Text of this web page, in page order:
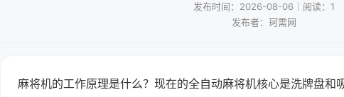
发布时间：2026-08-06｜阅读：1
发布者：珂需网
麻将机的工作原理是什么？现在的全自动麻将机核心是洗牌盘和